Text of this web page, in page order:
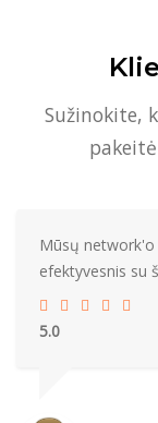
Sužinokite,
Mūsų
efektyvesnis su
5.0